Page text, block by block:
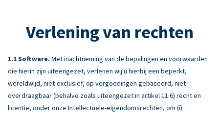
Verlening van rechten
Software. Met inachtneming van de bepalingen en voorwaarden
die hierin zijn uiteengezet, verlenen wij u hierbij een beperkt,
wereldwijd, niet-exclusief, op vergoedingen gebaseerd, niet-
overdraagbaar (behalve zoals uiteengezet in artikel 11.6) recht en
licentie, onder onze Intellectuele-eigendomsrechten, om (i)